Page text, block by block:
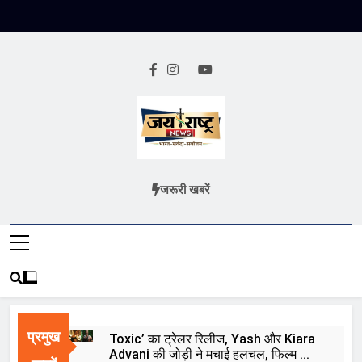
Jai Rashtra
हिंदी समाचार
जरूरी खबरें
प्रमुख
Toxic’ का ट्रेलर रिलीज, Yash और Kiara
Advani की जोड़ी ने मचाई हलचल, फिल्म को